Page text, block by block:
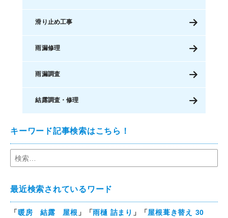
滑り止め工事
雨漏修理
雨漏調査
結露調査・修理
キーワード記事検索はこちら！
最近検索されているワード
「暖房 結露 屋根 」「雨樋 詰まり 」「屋根葺き替え 30